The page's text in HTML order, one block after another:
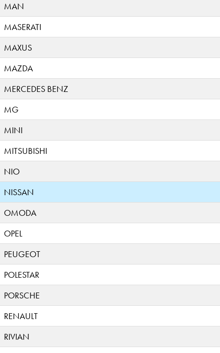
MAN
MASERATI
MAXUS
MAZDA
MERCEDES BENZ
MG
MINI
MITSUBISHI
NIO
NISSAN
OMODA
OPEL
PEUGEOT
POLESTAR
PORSCHE
RENAULT
RIVIAN